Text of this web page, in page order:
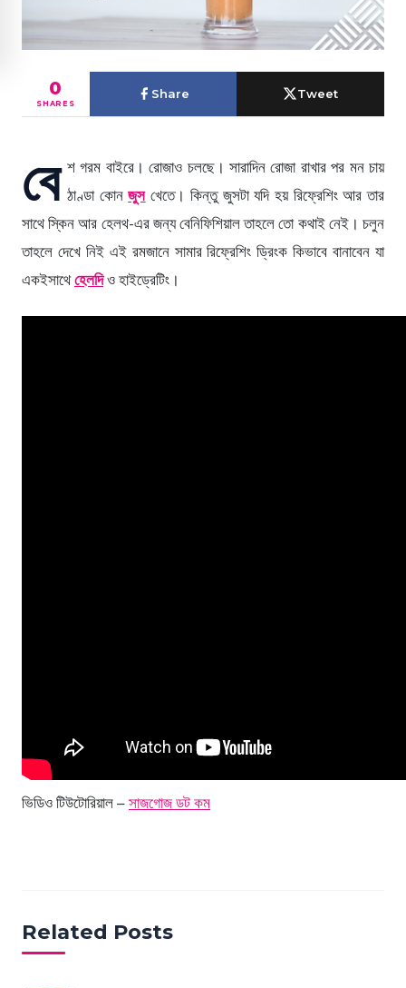
0
SHARES
Share Tweet
বে শ গরম বাইরে। রোজাও চলছে। সারাদিন রোজা রাখার পর মন চায়
ঠাণ্ডা কোনজুসখেতে। কিন্তু জুসটা যদি হয় রিফ্রেশিং আর তার
সাথে স্কিন আর হেলথ-এর জন্য বেনিফিশিয়াল তাহলে তো কথাই নেই। চলুন
তাহলে দেখে নিই এই রমজানে সামার রিফ্রেশিং ড্রিংক কিভাবে বানাবেন যা
একইসাথেহেলদিও হাইড্রেটিং।
ভিডিও টিউটোরিয়াল – সাজগোজ ডট কম
Related Posts